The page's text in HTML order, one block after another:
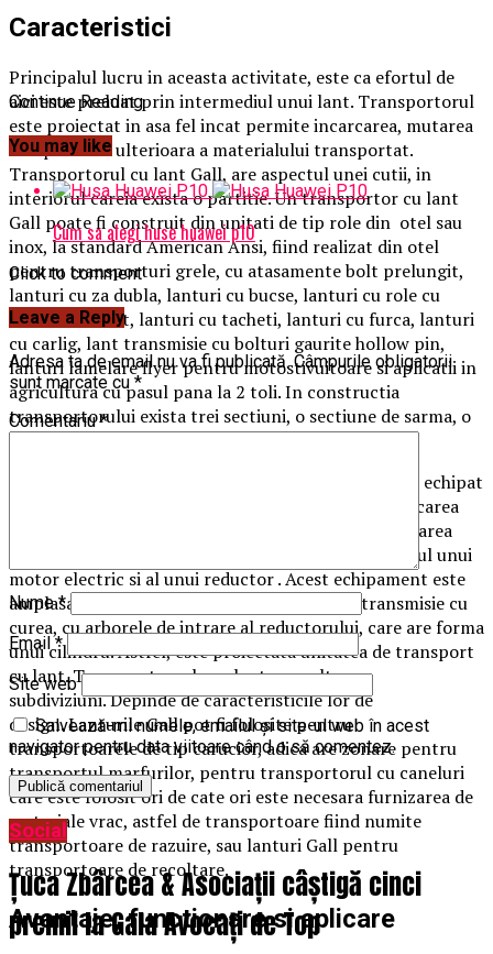
Caracteristici
Principalul lucru in aceasta activitate, este ca efortul de
aici este preluat prin intermediul unui lant. Transportorul
este proiectat in asa fel incat permite incarcarea, mutarea
si expedierea ulterioara a materialului transportat.
Transportorul cu lant Gall, are aspectul unei cutii, in
interiorul careia exista o partitie. Un transportor cu lant
Gall poate fi construit din unitati de tip role din otel sau
inox, la standard American Ansi, fiind realizat din otel
pentru transporturi grele, cu atasamente bolt prelungit,
lanturi cu za dubla, lanturi cu bucse, lanturi cu role cu
diametru marit, lanturi cu tacheti, lanturi cu furca, lanturi
cu carlig, lant transmisie cu bolturi gaurite hollow pin,
lanturi lamelare flyer pentru motostivuitoare si aplicatii in
agricultura cu pasul pana la 2 toli. In constructia
transportorului exista trei sectiuni, o sectiune de sarma, o
sectiune de tensionare si o sectiune intermediara.
Corpul de lucru al transportorului este un lant Gall echipat
cu o racleta speciala. Lanturile, in functie de modificarea
transportorului, pot fi forjate sau din legaturi. Lucrarea
transportorului cu lant Gall, se realizeaza cu ajutorul unui
motor electric si al unui reductor . Acest echipament este
amplasat pe cadru si este conectat printr-o transmisie cu
curea, cu arborele de intrare al reductorului, care are forma
unui cilindru. Astfel, este proiectata unitatea de transport
cu lant. Transportoarele cu lant au multe
subdiviziuni. Depinde de caracteristicile lor de
design. Lanturile Gall pot fi folosite pentru
transportoarele de tip carucior, adica are zonare pentru
transportul marfurilor, pentru transportorul cu caneluri
care este folosit ori de cate ori este necesara furnizarea de
materiale vrac, astfel de transportoare fiind numite
transportoare de razuire, sau lanturi Gall pentru
transportoare de recoltare.
Avantaje, functionare si aplicare
Continue Reading
You may like
Cum sa alegi huse huawei p10
Click to comment
Leave a Reply
Adresa ta de email nu va fi publicată. Câmpurile obligatorii
sunt marcate cu *
Comentariu*
Nume*
Email*
Site web
Salvează-mi numele, emailul și site-ul web în acest
navigator pentru data viitoare când o să comentez.
Social
Țuca Zbârcea & Asociații câștigă cinci
premii la Gala Avocați de Top